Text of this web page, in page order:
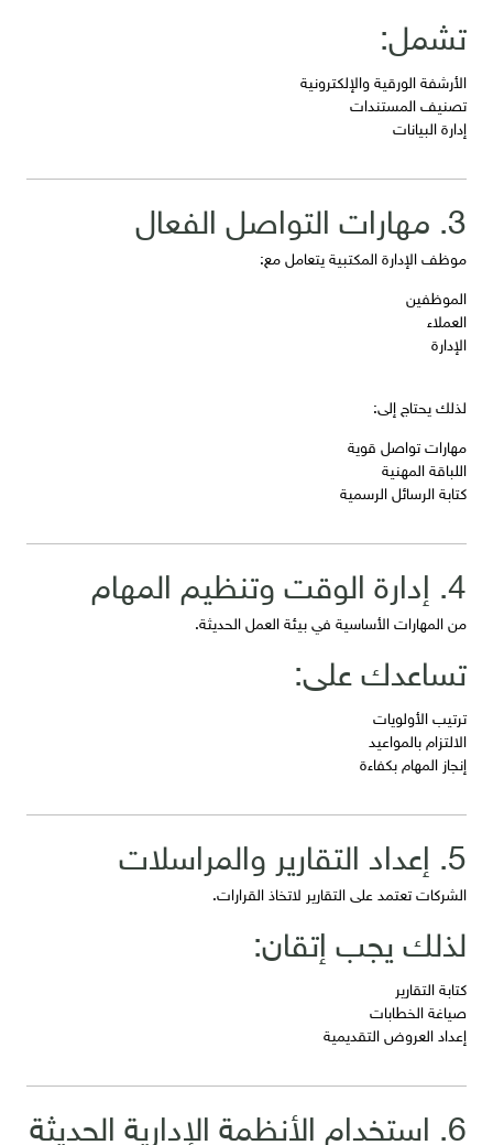
تشمل:
الأرشفة الورقية والإلكترونية
تصنيف المستندات
إدارة البيانات
3. مهارات التواصل الفعال
موظف الإدارة المكتبية يتعامل مع:
الموظفين
العملاء
الإدارة
لذلك يحتاج إلى:
مهارات تواصل قوية
اللباقة المهنية
كتابة الرسائل الرسمية
4. إدارة الوقت وتنظيم المهام
من المهارات الأساسية في بيئة العمل الحديثة.
تساعدك على:
ترتيب الأولويات
الالتزام بالمواعيد
إنجاز المهام بكفاءة
5. إعداد التقارير والمراسلات
الشركات تعتمد على التقارير لاتخاذ القرارات.
لذلك يجب إتقان:
كتابة التقارير
صياغة الخطابات
إعداد العروض التقديمية
6. استخدام الأنظمة الإدارية الحديثة